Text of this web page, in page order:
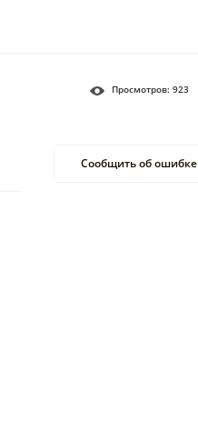
Просмотров: 923
Сообщить об ошибке